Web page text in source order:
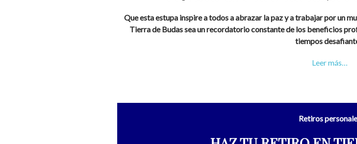
Que esta estupa inspire a todos a abrazar la paz y a trabajar por un
Tierra de Budas sea un recordatorio constante de los beneficios
tiempos
Leer más…
Retiros